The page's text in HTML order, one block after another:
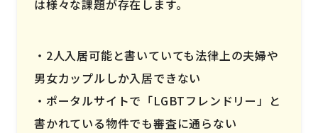
は様々な課題が存在します。
2人入居可能と書いていても法律上の夫婦や
男女カップルしか入居できない
ポータルサイトで「LGBTフレンドリー」と
書かれている物件でも審査に通らない